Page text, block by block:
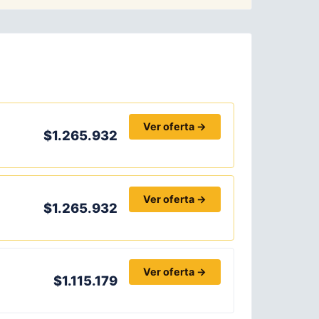
$1.265.932
Ver oferta →
$1.265.932
Ver oferta →
$1.115.179
Ver oferta →